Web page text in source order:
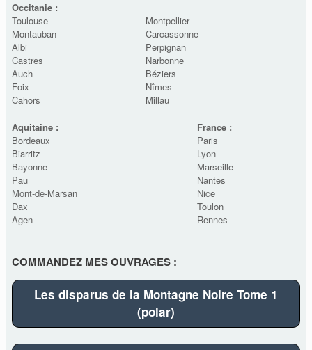
Occitanie :
Toulouse
Montauban
Albi
Castres
Auch
Foix
Cahors
Montpellier
Carcassonne
Perpignan
Narbonne
Béziers
Nîmes
Millau
Aquitaine :
Bordeaux
Biarritz
Bayonne
Pau
Mont-de-Marsan
Dax
Agen
France :
Paris
Lyon
Marseille
Nantes
Nice
Toulon
Rennes
COMMANDEZ MES OUVRAGES :
Les disparus de la Montagne Noire Tome 1
(polar)